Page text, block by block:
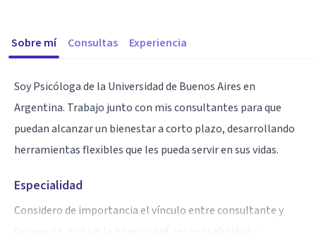
Sobre mí Consultas Experiencia
Soy Psicóloga de la Universidad de Buenos Aires en
Argentina. Trabajo junto con mis consultantes para que
puedan alcanzar un bienestar a corto plazo, desarrollando
herramientas flexibles que les pueda servir en sus vidas.
Especialidad
Considero de importancia el vínculo entre consultante y